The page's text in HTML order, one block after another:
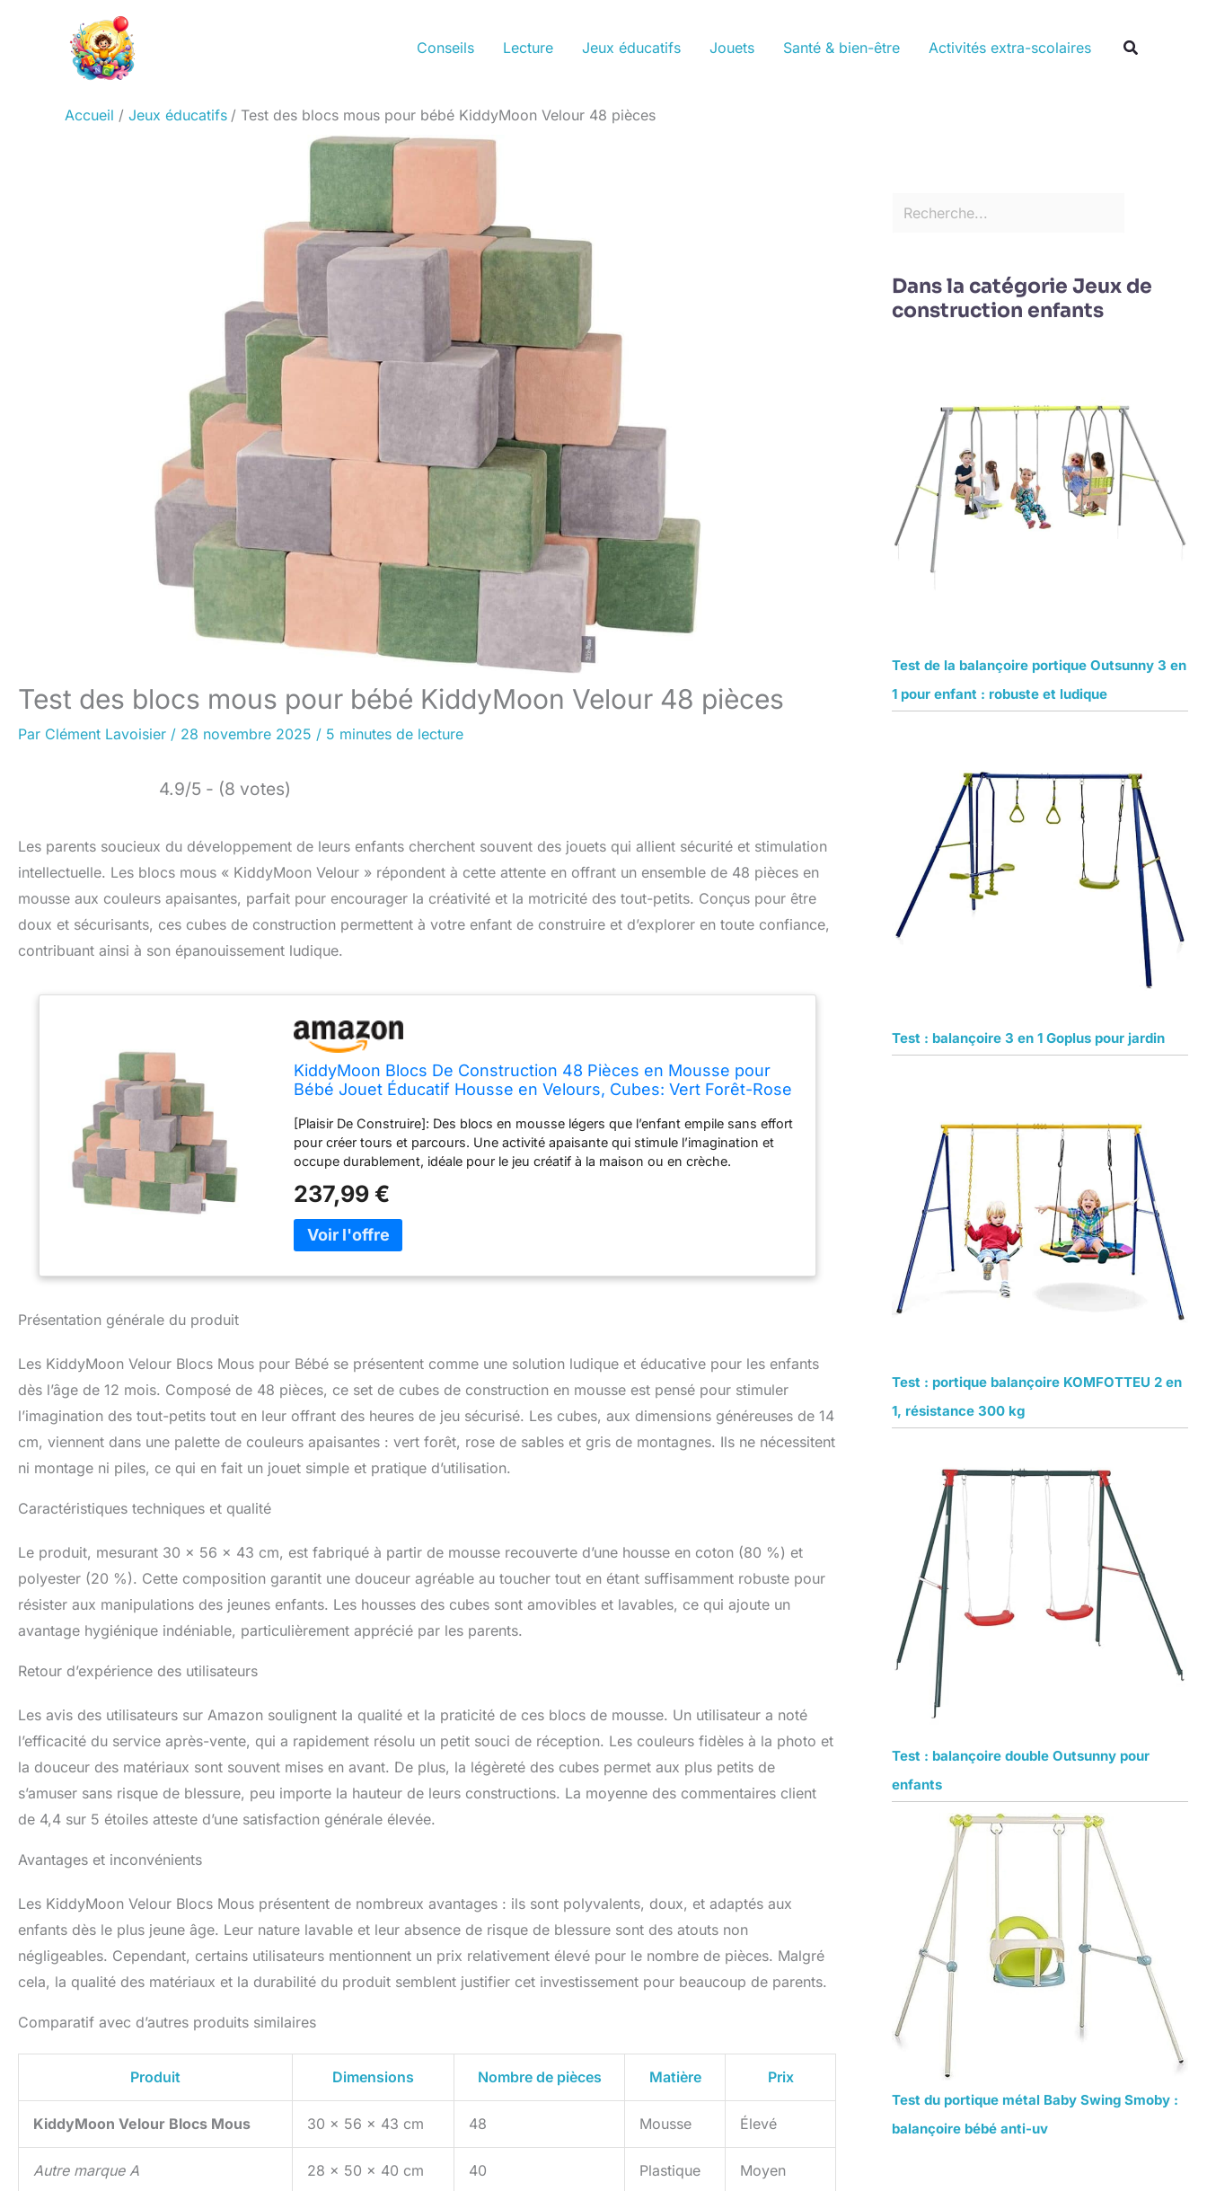
Conseils Lecture Jeux éducatifs Jouets Santé & bien-être Activités extra-scolaires
Accueil Jeux éducatifs Test des blocs mous pour bébé KiddyMoon Velour 48 pièces
Test des blocs mous pour bébé KiddyMoon Velour 48 pièces
Par Clément Lavoisier / 28 novembre 2025 / 5 minutes de lecture
4.9/5 - (8 votes)
Les parents soucieux du développement de leurs enfants cherchent souvent des jouets qui allient sécurité et stimulation
intellectuelle. Les blocs mous « KiddyMoon Velour » répondent à cette attente en offrant un ensemble de 48 pièces en
mousse aux couleurs apaisantes, parfait pour encourager la créativité et la motricité des tout-petits. Conçus pour être
doux et sécurisants, ces cubes de construction permettent à votre enfant de construire et d’explorer en toute confiance,
contribuant ainsi à son épanouissement ludique.
KiddyMoon Blocs De Construction 48 Pièces en Mousse pour
Bébé Jouet Éducatif Housse en Velours, Cubes: Vert Forêt-Rose
[Plaisir De Construire]: Des blocs en mousse légers que l’enfant empile sans effort
pour créer tours et parcours. Une activité apaisante qui stimule l’imagination et
occupe durablement, idéale pour le jeu créatif à la maison ou en crèche.
couleurs soutiennent la perception visuelle. Les gros cubes 14 cm aident la
motricité fine et la coordination œil main dès 36 mois, en favorisant des gestes
précis et sûrs. [Confort Pour Les Parents]: Housses à zip amovibles pour un
nettoyage rapide et une hygiène facile au quotidien. Les bords lisses et la légèreté
réduisent les chocs pendant la découverte, pour des séances de jeu éducatif plus
selon l’espace disponible. Parfait pour la chambre d’enfant et le coin jeux, il invite
chaque jour à imaginer, empiler et construire. Offrez un moment d’apprentissage
237,99 €
Présentation générale du produit
Les KiddyMoon Velour Blocs Mous pour Bébé se présentent comme une solution ludique et éducative pour les enfants
dès l’âge de 12 mois. Composé de 48 pièces, ce set de cubes de construction en mousse est pensé pour stimuler
l’imagination des tout-petits tout en leur offrant des heures de jeu sécurisé. Les cubes, aux dimensions généreuses de 14
cm, viennent dans une palette de couleurs apaisantes : vert forêt, rose de sables et gris de montagnes. Ils ne nécessitent
ni montage ni piles, ce qui en fait un jouet simple et pratique d’utilisation.
Caractéristiques techniques et qualité
Le produit, mesurant 30 x 56 x 43 cm, est fabriqué à partir de mousse recouverte d’une housse en coton (80 %) et
polyester (20 %). Cette composition garantit une douceur agréable au toucher tout en étant suffisamment robuste pour
résister aux manipulations des jeunes enfants. Les housses des cubes sont amovibles et lavables, ce qui ajoute un
avantage hygiénique indéniable, particulièrement apprécié par les parents.
Retour d’expérience des utilisateurs
Les avis des utilisateurs sur Amazon soulignent la qualité et la praticité de ces blocs de mousse. Un utilisateur a noté
l’efficacité du service après-vente, qui a rapidement résolu un petit souci de réception. Les couleurs fidèles à la photo et
la douceur des matériaux sont souvent mises en avant. De plus, la légèreté des cubes permet aux plus petits de
s’amuser sans risque de blessure, peu importe la hauteur de leurs constructions. La moyenne des commentaires client
de 4,4 sur 5 étoiles atteste d’une satisfaction générale élevée.
Avantages et inconvénients
Les KiddyMoon Velour Blocs Mous présentent de nombreux avantages : ils sont polyvalents, doux, et adaptés aux
enfants dès le plus jeune âge. Leur nature lavable et leur absence de risque de blessure sont des atouts non
négligeables. Cependant, certains utilisateurs mentionnent un prix relativement élevé pour le nombre de pièces. Malgré
cela, la qualité des matériaux et la durabilité du produit semblent justifier cet investissement pour beaucoup de parents.
Comparatif avec d’autres produits similaires
Produit Dimensions Nombre de pièces Matière Prix
KiddyMoon Velour Blocs Mous 30 x 56 x 43 cm 48 Mousse Élevé
Autre marque A 28 x 50 x 40 cm 40 Plastique Moyen
Dans la catégorie Jeux de
construction enfants
Test de la balançoire portique Outsunny 3 en
1 pour enfant : robuste et ludique
Test : balançoire 3 en 1 Goplus pour jardin
Test : portique balançoire KOMFOTTEU 2 en
1, résistance 300 kg
Test : balançoire double Outsunny pour
enfants
Test du portique métal Baby Swing Smoby :
balançoire bébé anti-uv